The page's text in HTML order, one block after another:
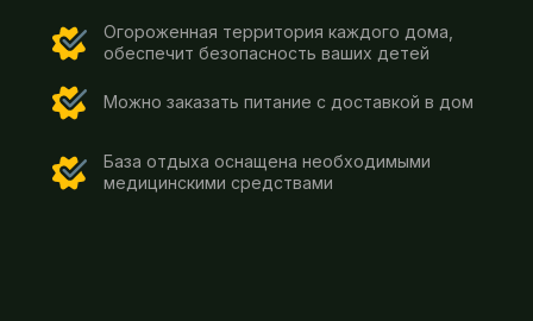
База отдыха оснащена необходимыми
медицинскими средствами
Огороженная территория каждого дома,
обеспечит безопасность ваших детей
Можно заказать питание с доставкой в дом